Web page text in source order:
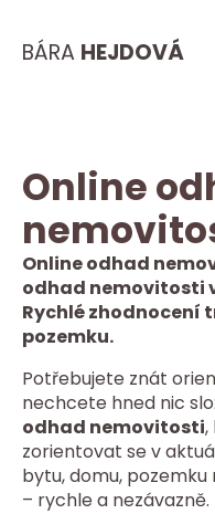
BÁRA HEJDOVÁ
Online
Online odhad
odhad nemovitosti v
Rychlé zhodnocení
pozemku.
Potřebujete znát
nechcete hned nic
odhad nemovitosti,
zorientovat se v
bytu, domu,
– rychle a nezávazně.